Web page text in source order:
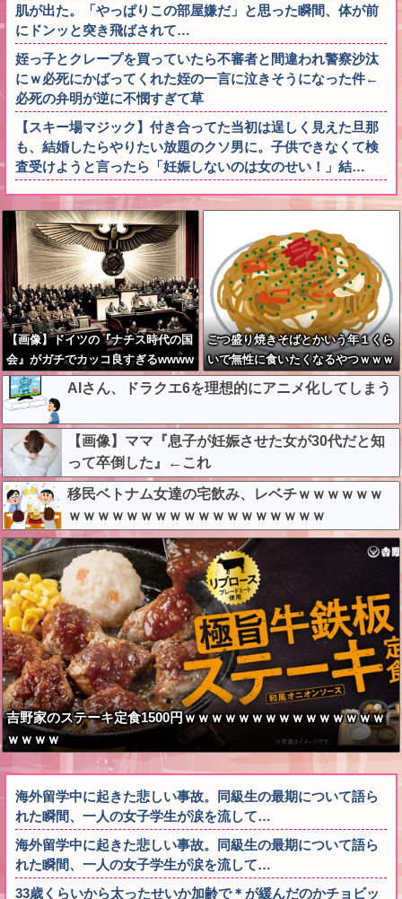
肌が出た。「やっぱりこの部屋嫌だ」と思った瞬間、体が前
にドンッと突き飛ばされて…
姪っ子とクレープを買っていたら不審者と間違われ警察沙汰
にｗ必死にかばってくれた姪の一言に泣きそうになった件←
必死の弁明が逆に不憫すぎて草
【スキー場マジック】付き合ってた当初は逞しく見えた旦那
も、結婚したらやりたい放題のクソ男に。子供できなくて検
査受けようと言ったら「妊娠しないのは女のせい！」結…
【画像】ドイツの『ナチス時代の国
会』がガチでカッコ良すぎるwwww
www
ごつ盛り焼きそばとかいう年１くら
いで無性に食いたくなるやつｗｗｗ
ｗｗｗｗｗ
AIさん、ドラクエ6を理想的にアニメ化してしまう
【画像】ママ『息子が妊娠させた女が30代だと知
って卒倒した』←これ
移民ベトナム女達の宅飲み、レベチｗｗｗｗｗｗ
ｗｗｗｗｗｗｗｗｗｗｗｗｗｗｗｗｗｗ
吉野家のステーキ定食1500円ｗｗｗｗｗｗｗｗｗｗｗｗｗｗｗ
ｗｗｗｗ
海外留学中に起きた悲しい事故。同級生の最期について語ら
れた瞬間、一人の女子学生が涙を流して…
海外留学中に起きた悲しい事故。同級生の最期について語ら
れた瞬間、一人の女子学生が涙を流して…
33歳くらいから太ったせいか加齢で＊が緩んだのかチョビッ